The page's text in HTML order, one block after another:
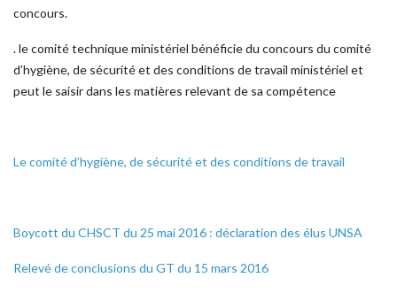
concours.
. le comité technique ministériel bénéficie du concours du comité
d’hygiène, de sécurité et des conditions de travail ministériel et
peut le saisir dans les matières relevant de sa compétence
Le comité d’hygiène, de sécurité et des conditions de travail
Boycott du CHSCT du 25 mai 2016 : déclaration des élus UNSA
Relevé de conclusions du GT du 15 mars 2016